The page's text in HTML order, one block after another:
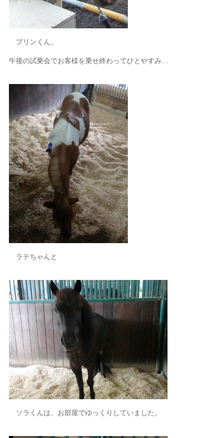
プリンくん。
午後の試乗会でお客様を乗せ終わってひとやすみ…
ラテちゃんと
ソラくんは、お部屋でゆっくりしていました。